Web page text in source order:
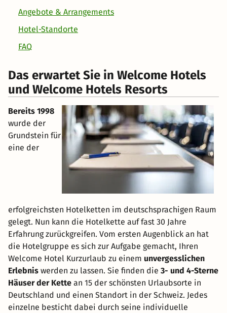
Angebote & Arrangements
Hotel-Standorte
FAQ
Das erwartet Sie in Welcome Hotels
und Welcome Hotels Resorts
Bereits 1998
wurde der
Grundstein für
eine der
erfolgreichsten Hotelketten im deutschsprachigen Raum
gelegt. Nun kann die Hotelkette auf fast 30 Jahre
Erfahrung zurückgreifen. Vom ersten Augenblick an hat
die Hotelgruppe es sich zur Aufgabe gemacht, Ihren
Welcome Hotel Kurzurlaub zu einem unvergesslichen
Erlebnis werden zu lassen. Sie finden die 3- und 4-Sterne
Häuser der Kette an 15 der schönsten Urlaubsorte in
Deutschland und einen Standort in der Schweiz. Jedes
einzelne besticht dabei durch seine individuelle